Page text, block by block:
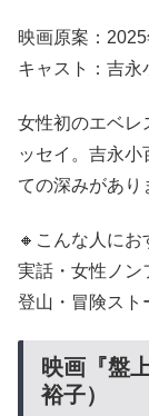
映画原案：
キャスト：吉永
女性初のエベレ
ッセイ。吉永
ての深みがあり
🔸こんな人にお
実話・女性ノン
登山・冒険スト
映画『盤
裕子）